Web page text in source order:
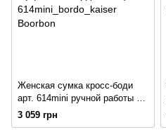
Женская сумка кросс-боди
арт. 614mini ручной работы из
натуральной кожи с легким
глянцевым эффектом
3 059 грн